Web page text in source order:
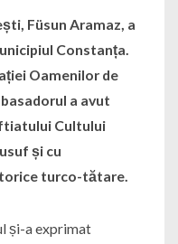
Füsun Aramaz, a
Constanța.
Oamenilor de
a avut
Cultului
și cu
turco-tătare.
și-a exprimat